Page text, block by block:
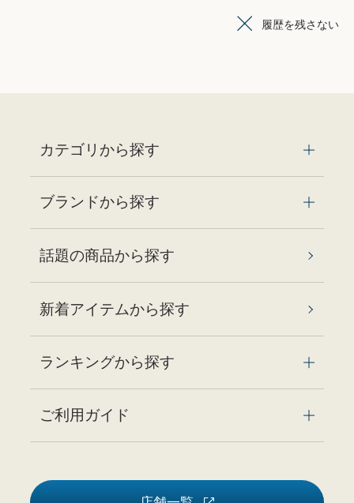
履歴を残さない
カテゴリから探す
ブランドから探す
話題の商品から探す
新着アイテムから探す
ランキングから探す
ご利用ガイド